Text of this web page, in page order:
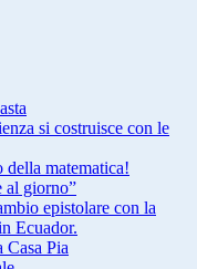
si costruisce con le
matematica!
al giorno”
epistolare con la
Ecuador.
Casa Pia